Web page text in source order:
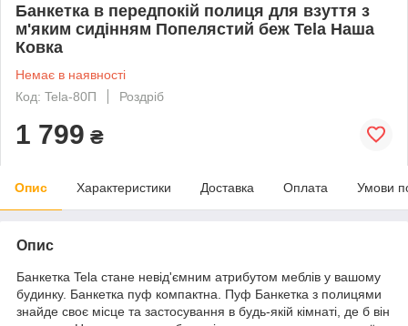
Банкетка в передпокій полиця для взуття з
м'яким сидінням Попелястий беж Tela Наша
Ковка
Немає в наявності
Код: Tela-80П
Роздріб
1 799 ₴
Опис Характеристики Доставка Оплата Умови
Опис
Банкетка Tela стане невід'ємним атрибутом меблів у вашому
будинку. Банкетка пуф компактна. Пуф Банкетка з полицями
знайде своє місце та застосування в будь-якій кімнаті, де б він